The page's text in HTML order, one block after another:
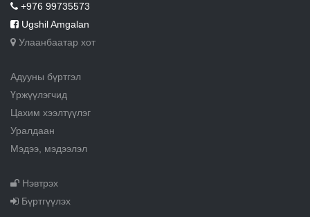
+976 99735573
Ugshil Amgalan
Улаанбаатар хот
Адууны бүртгэл
Үржүүлэгчид
Цахим хээлтүүлэг
Уралдаан
Мэдээ, мэдээлэл
Нэвтрэх
Бүртгүүлэх